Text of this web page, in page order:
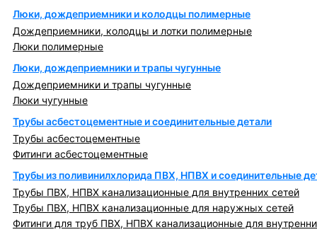
Люки, дождеприемники и колодцы полимерные
Дождеприемники, колодцы и лотки полимерные
Люки полимерные
Люки, дождеприемники и трапы чугунные
Дождеприемники и трапы чугунные
Люки чугунные
Трубы асбестоцементные и соединительные детали
Трубы асбестоцементные
Фитинги асбестоцементные
Трубы из поливинилхлорида ПВХ, НПВХ и соединительные
Трубы ПВХ, НПВХ канализационные для внутренних сетей
Трубы ПВХ, НПВХ канализационные для наружных сетей
Фитинги для труб ПВХ, НПВХ канализационные для